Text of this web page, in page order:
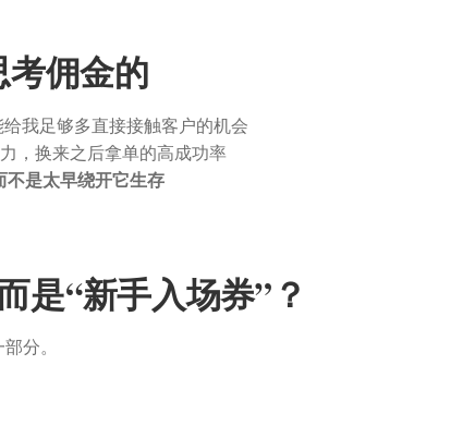
佣金的
我足够多直接接触客户的机会
，换来之后拿单的高成功率
不是太早绕开它生存
是“新手入场券”？
分。